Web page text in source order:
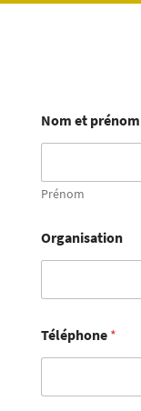
Nom et prénom
Prénom
Organisation
Téléphone *